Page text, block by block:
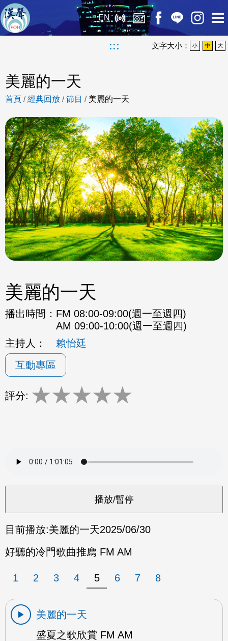
EN
::: 文字大小： 小 中 大
美麗的一天
首頁 /經典回放 /節目 / 美麗的一天
美麗的一天
播出時間： FM 08:00-09:00(週一至週四)
AM 09:00-10:00(週一至週四)
主持人：
賴怡廷
互動專區
評分: ★★★★★
目前播放:美麗的一天2025/06/30
好聽的冷門歌曲推廌 FM AM
1 2 3 4 5 6 7 8
美麗的一天
盛夏之歌欣賞 FM AM